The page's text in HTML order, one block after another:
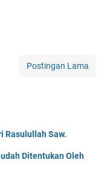
Postingan Lama
Rasulullah Saw.
Ditentukan Oleh